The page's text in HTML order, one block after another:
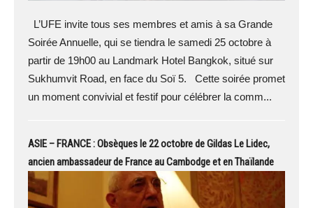
L’UFE invite tous ses membres et amis à sa Grande
Soirée Annuelle, qui se tiendra le samedi 25 octobre à
partir de 19h00 au Landmark Hotel Bangkok, situé sur
Sukhumvit Road, en face du Soï 5. Cette soirée promet
un moment convivial et festif pour célébrer la comm...
ASIE – FRANCE : Obsèques le 22 octobre de Gildas Le Lidec,
ancien ambassadeur de France au Cambodge et en Thaïlande